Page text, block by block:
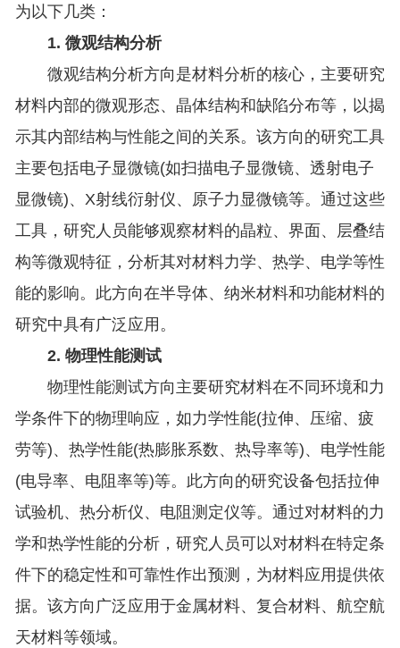
为以下几类：
1. 微观结构分析
微观结构分析方向是材料分析的核心，主要研究
材料内部的微观形态、晶体结构和缺陷分布等，以揭
示其内部结构与性能之间的关系。该方向的研究工具
主要包括电子显微镜(如扫描电子显微镜、透射电子
显微镜)、X射线衍射仪、原子力显微镜等。通过这些
工具，研究人员能够观察材料的晶粒、界面、层叠结
构等微观特征，分析其对材料力学、热学、电学等性
能的影响。此方向在半导体、纳米材料和功能材料的
研究中具有广泛应用。
2. 物理性能测试
物理性能测试方向主要研究材料在不同环境和力
学条件下的物理响应，如力学性能(拉伸、压缩、疲
劳等)、热学性能(热膨胀系数、热导率等)、电学性能
(电导率、电阻率等)等。此方向的研究设备包括拉伸
试验机、热分析仪、电阻测定仪等。通过对材料的力
学和热学性能的分析，研究人员可以对材料在特定条
件下的稳定性和可靠性作出预测，为材料应用提供依
据。该方向广泛应用于金属材料、复合材料、航空航
天材料等领域。